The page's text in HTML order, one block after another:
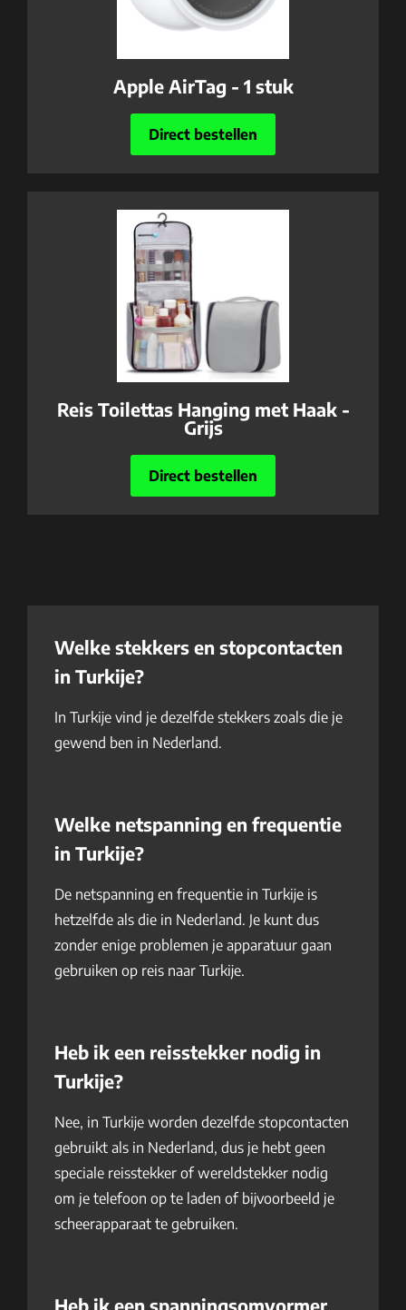
Apple AirTag - 1 stuk
Direct bestellen
Reis Toilettas Hanging met Haak -
Grijs
Direct bestellen
Welke stekkers en stopcontacten
in Turkije?
In Turkije vind je dezelfde stekkers zoals die je
gewend ben in Nederland.
Welke netspanning en frequentie
in Turkije?
De netspanning en frequentie in Turkije is
hetzelfde als die in Nederland. Je kunt dus
zonder enige problemen je apparatuur gaan
gebruiken op reis naar Turkije.
Heb ik een reisstekker nodig in
Turkije?
Nee, in Turkije worden dezelfde stopcontacten
gebruikt als in Nederland, dus je hebt geen
speciale reisstekker of wereldstekker nodig
om je telefoon op te laden of bijvoorbeeld je
scheerapparaat te gebruiken.
Heb ik een spanningsomvormer